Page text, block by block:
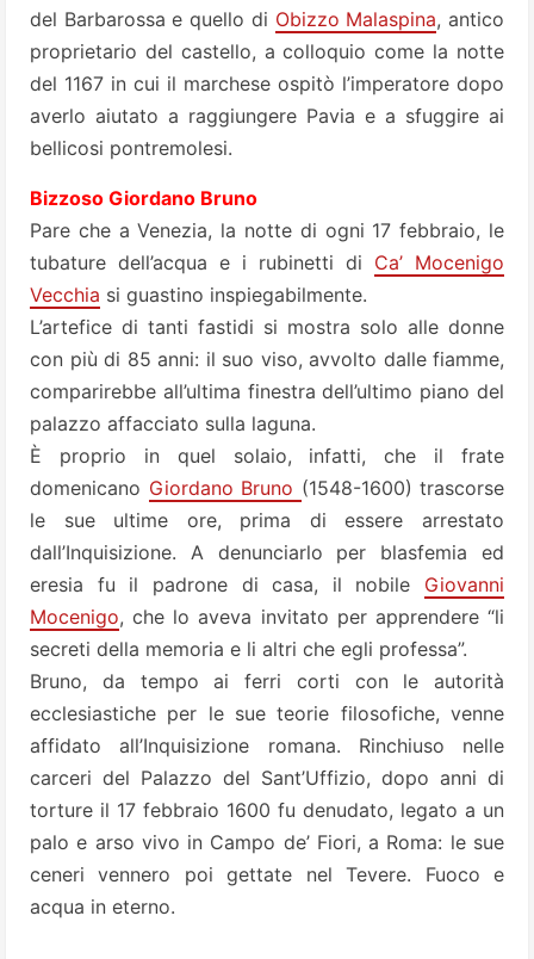
del Barbarossa e quello di Obizzo Malaspina, antico
proprietario del castello, a colloquio come la notte
del 1167 in cui il marchese ospitò l’imperatore dopo
averlo aiutato a raggiungere Pavia e a sfuggire ai
bellicosi pontremolesi.
Bizzoso Giordano Bruno
Pare che a Venezia, la notte di ogni 17 febbraio, le
tubature dell’acqua e i rubinetti di Ca’ Mocenigo
Vecchia si guastino inspiegabilmente.
L’artefice di tanti fastidi si mostra solo alle donne
con più di 85 anni: il suo viso, avvolto dalle fiamme,
comparirebbe all’ultima finestra dell’ultimo piano del
palazzo affacciato sulla laguna.
È proprio in quel solaio, infatti, che il frate
domenicano Giordano Bruno (1548-1600) trascorse
le sue ultime ore, prima di essere arrestato
dall’Inquisizione. A denunciarlo per blasfemia ed
eresia fu il padrone di casa, il nobile Giovanni
Mocenigo, che lo aveva invitato per apprendere “li
secreti della memoria e li altri che egli professa”.
Bruno, da tempo ai ferri corti con le autorità
ecclesiastiche per le sue teorie filosofiche, venne
affidato all’Inquisizione romana. Rinchiuso nelle
carceri del Palazzo del Sant’Uffizio, dopo anni di
torture il 17 febbraio 1600 fu denudato, legato a un
palo e arso vivo in Campo de’ Fiori, a Roma: le sue
ceneri vennero poi gettate nel Tevere. Fuoco e
acqua in eterno.